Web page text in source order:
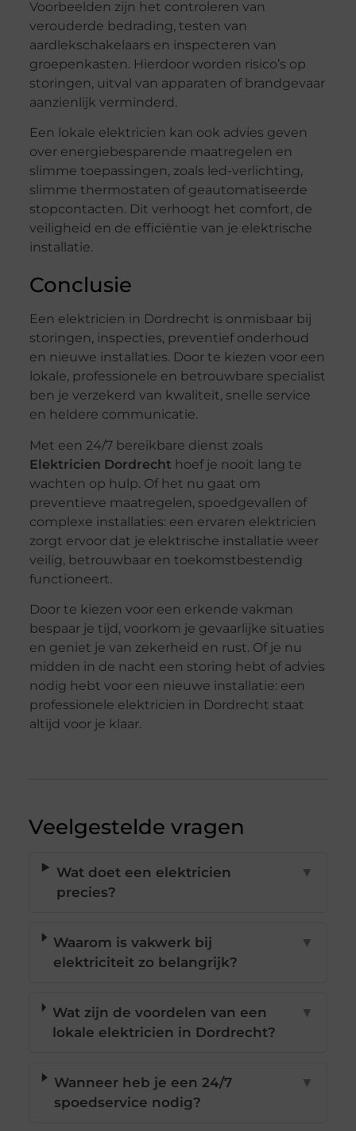
Voorbeelden zijn het controleren van
verouderde bedrading, testen van
aardlekschakelaars en inspecteren van
groepenkasten. Hierdoor worden risico’s op
storingen, uitval van apparaten of brandgevaar
aanzienlijk verminderd.
Een lokale elektricien kan ook advies geven
over energiebesparende maatregelen en
slimme toepassingen, zoals led-verlichting,
slimme thermostaten of geautomatiseerde
stopcontacten. Dit verhoogt het comfort, de
veiligheid en de efficiëntie van je elektrische
installatie.
Conclusie
Een elektricien in Dordrecht is onmisbaar bij
storingen, inspecties, preventief onderhoud
en nieuwe installaties. Door te kiezen voor een
lokale, professionele en betrouwbare specialist
ben je verzekerd van kwaliteit, snelle service
en heldere communicatie.
Met een 24/7 bereikbare dienst zoals
Elektricien Dordrecht hoef je nooit lang te
wachten op hulp. Of het nu gaat om
preventieve maatregelen, spoedgevallen of
complexe installaties: een ervaren elektricien
zorgt ervoor dat je elektrische installatie weer
veilig, betrouwbaar en toekomstbestendig
functioneert.
Door te kiezen voor een erkende vakman
bespaar je tijd, voorkom je gevaarlijke situaties
en geniet je van zekerheid en rust. Of je nu
midden in de nacht een storing hebt of advies
nodig hebt voor een nieuwe installatie: een
professionele elektricien in Dordrecht staat
altijd voor je klaar.
Veelgestelde vragen
Wat doet een elektricien
precies?
▼
Waarom is vakwerk bij
elektriciteit zo belangrijk?
▼
Wat zijn de voordelen van een
lokale elektricien in Dordrecht?
▼
Wanneer heb je een 24/7
spoedservice nodig?
▼